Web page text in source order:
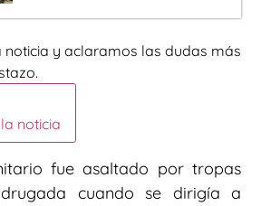
noticia y aclaramos las dudas más
noticia
fue asaltado por tropas
cuando se dirigía a